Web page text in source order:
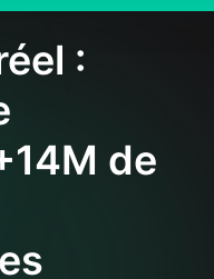
:
de